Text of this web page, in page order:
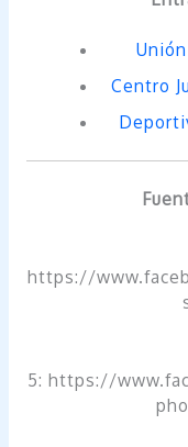
Centro
https://
5: https://